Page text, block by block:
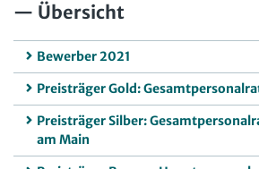
Übersicht
Bewerber 2021
Preisträger Gold:
Preisträger Silber:
am Main